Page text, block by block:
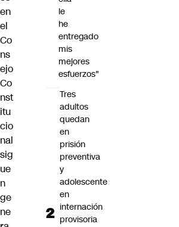
en
el
Co
ns
ejo
Co
nst
itu
cio
nal
sig
ue
n
ge
ne
le
he
entregado
mis
mejores
esfuerzos"
Tres
adultos
quedan
en
prisión
preventiva
y
adolescente
en
internación
provisoria